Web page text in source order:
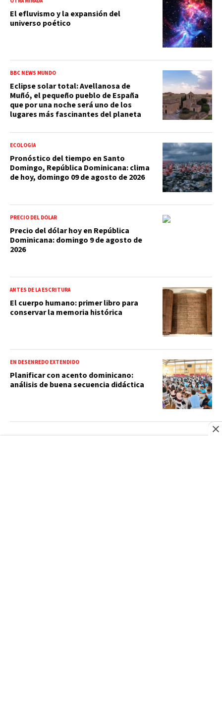
El efluvismo y la expansión del
universo poético
BBC NEWS MUNDO
Eclipse solar total: Avellanosa de
Muñó, el pequeño pueblo de España
que por una noche será uno de los
lugares más fascinantes del planeta
ECOLOGÍA
Pronóstico del tiempo en Santo
Domingo, República Dominicana: clima
de hoy, domingo 09 de agosto de 2026
PRECIO DEL DÓLAR
Precio del dólar hoy en República
Dominicana: domingo 9 de agosto de
2026
ANTES DE LA ESCRITURA
El cuerpo humano: primer libro para
conservar la memoria histórica
EN DESENREDO EXTENDIDO
Planificar con acento dominicano:
análisis de buena secuencia didáctica